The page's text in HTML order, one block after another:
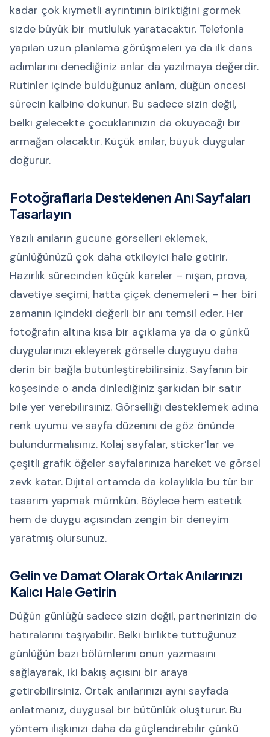
kadar çok kıymetli ayrıntının biriktiğini görmek
sizde büyük bir mutluluk yaratacaktır. Telefonla
yapılan uzun planlama görüşmeleri ya da ilk dans
adımlarını denediğiniz anlar da yazılmaya değerdir.
Rutinler içinde bulduğunuz anlam, düğün öncesi
sürecin kalbine dokunur. Bu sadece sizin değil,
belki gelecekte çocuklarınızın da okuyacağı bir
armağan olacaktır. Küçük anılar, büyük duygular
doğurur.
Fotoğraflarla Desteklenen Anı Sayfaları
Tasarlayın
Yazılı anıların gücüne görselleri eklemek,
günlüğünüzü çok daha etkileyici hale getirir.
Hazırlık sürecinden küçük kareler – nişan, prova,
davetiye seçimi, hatta çiçek denemeleri – her biri
zamanın içindeki değerli bir anı temsil eder. Her
fotoğrafın altına kısa bir açıklama ya da o günkü
duygularınızı ekleyerek görselle duyguyu daha
derin bir bağla bütünleştirebilirsiniz. Sayfanın bir
köşesinde o anda dinlediğiniz şarkıdan bir satır
bile yer verebilirsiniz. Görselliği desteklemek adına
renk uyumu ve sayfa düzenini de göz önünde
bulundurmalısınız. Kolaj sayfalar, sticker’lar ve
çeşitli grafik öğeler sayfalarınıza hareket ve görsel
zevk katar. Dijital ortamda da kolaylıkla bu tür bir
tasarım yapmak mümkün. Böylece hem estetik
hem de duygu açısından zengin bir deneyim
yaratmış olursunuz.
Gelin ve Damat Olarak Ortak Anılarınızı
Kalıcı Hale Getirin
Düğün günlüğü sadece sizin değil, partnerinizin de
hatıralarını taşıyabilir. Belki birlikte tuttuğunuz
günlüğün bazı bölümlerini onun yazmasını
sağlayarak, iki bakış açısını bir araya
getirebilirsiniz. Ortak anılarınızı aynı sayfada
anlatmanız, duygusal bir bütünlük oluşturur. Bu
yöntem ilişkinizi daha da güçlendirebilir çünkü